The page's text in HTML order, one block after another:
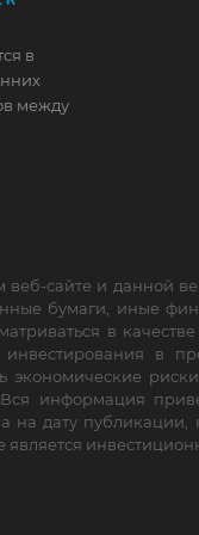
в
между
сайте и данной
бумаги, иные
в
инвестирования
экономические
информация
на дату